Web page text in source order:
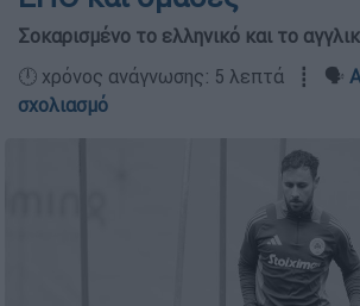
Σοκαρισμένο το ελληνικό και το
🕛 χρόνος ανάγνωσης: 5 λεπτά ┋ 🗣️
σχολιασμό